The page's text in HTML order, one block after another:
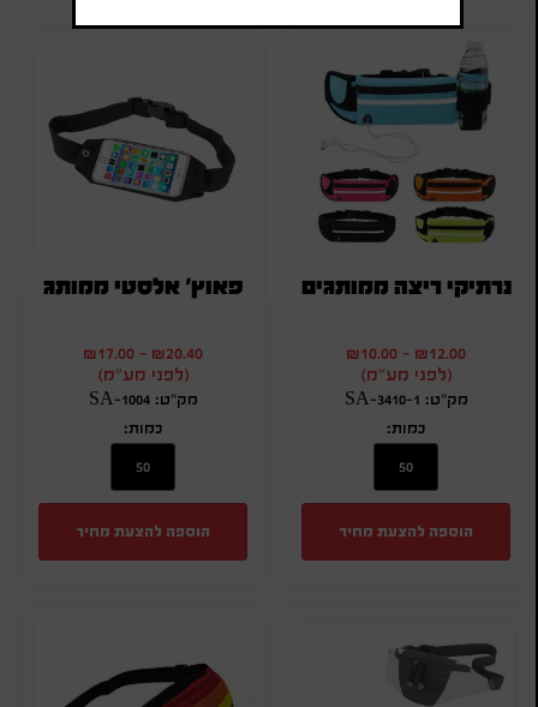
נרתיקי ריצה ממותגים
₪12.00
-
₪10.00
(לפני מע"מ)
מק"ט: SA-3410-1
כמות:
הוספה להצעת מחיר
פאוץ' אלסטי ממותג
₪20.40
-
₪17.00
(לפני מע"מ)
מק"ט: SA-1004
כמות:
הוספה להצעת מחיר